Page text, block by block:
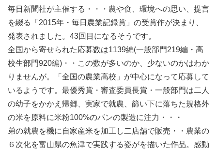
毎日新聞社が主催する・・・農や食、環境への思い、提言
を綴る「2015年・毎日農業記録賞」の受賞作が決まり、
発表されました。43回目になるそうです。
全国から寄せられた応募数は1139編(一般部門219編・高
校生部門920編)・・この数が多いのか、少ないのかはわか
りませんが。「全国の農業高校」が中心になって応募して
いるようです。最優秀賞・審査委員長賞・一般部門は二人
の幼子をかかえ帰郷、実家で就農、篩い下に落ちた規格外
の米を原料に米粉100%のパンの製造に注力・・・
弟の就農を機に自家産米を加工し二店舗で販売・・農業の
６次化を富山県の魚津で実践する姿がを描いた作品。感動